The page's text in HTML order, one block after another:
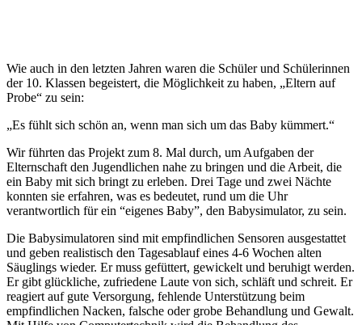
Wie auch in den letzten Jahren waren die Schüler und Schülerinnen
der 10. Klassen begeistert, die Möglichkeit zu haben, „Eltern auf
Probe“ zu sein:
„Es fühlt sich schön an, wenn man sich um das Baby kümmert.“
Wir führten das Projekt zum 8. Mal durch, um Aufgaben der
Elternschaft den Jugendlichen nahe zu bringen und die Arbeit, die
ein Baby mit sich bringt zu erleben. Drei Tage und zwei Nächte
konnten sie erfahren, was es bedeutet, rund um die Uhr
verantwortlich für ein “eigenes Baby”, den Babysimulator, zu sein.
Die Babysimulatoren sind mit empfindlichen Sensoren ausgestattet
und geben realistisch den Tagesablauf eines 4-6 Wochen alten
Säuglings wieder. Er muss gefüttert, gewickelt und beruhigt werden.
Er gibt glückliche, zufriedene Laute von sich, schläft und schreit. Er
reagiert auf gute Versorgung, fehlende Unterstützung beim
empfindlichen Nacken, falsche oder grobe Behandlung und Gewalt.